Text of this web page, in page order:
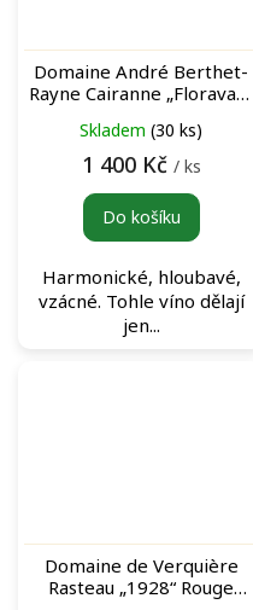
Domaine André Berthet-
Rayne Cairanne „Floravant
Skladem (30 ks)
1 400 Kč / ks
Do košíku
Harmonické, hloubavé,
vzácné. Tohle víno dělají
jen...
Domaine de Verquière
Rasteau „1928“ Rouge